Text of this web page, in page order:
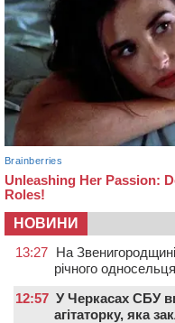
НОВИНИ
13:27 На
річного односельця
12:57 У Черкасах СБУ
агітаторку, яка